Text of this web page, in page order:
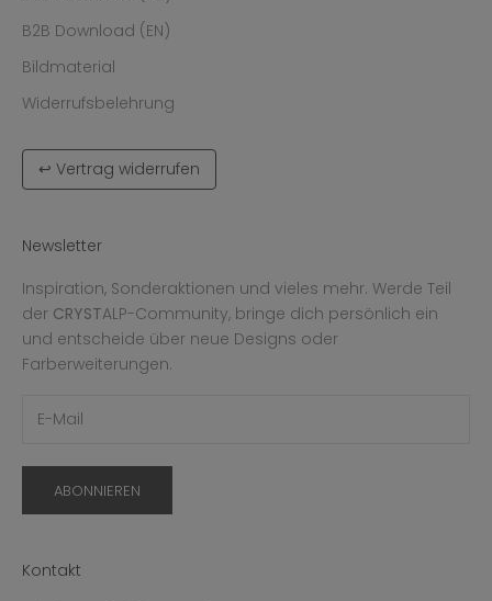
B2B Download (EN)
Bildmaterial
Widerrufsbelehrung
↩ Vertrag widerrufen
Newsletter
Inspiration, Sonderaktionen und vieles mehr. Werde Teil
der CRYSTALP-Community, bringe dich persönlich ein
und entscheide über neue Designs oder
Farberweiterungen.
ABONNIEREN
Kontakt